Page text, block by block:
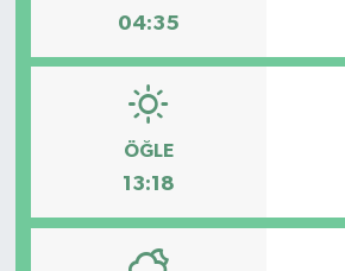
04:35
ÖĞLE
13:18